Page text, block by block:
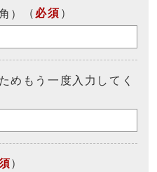
） （ 必須 ）
めもう一度入力してく
）